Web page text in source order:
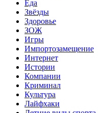
Еда
Звёзды
Здоровье
ЗОЖ
Игры
Импортозамещение
Интернет
Истории
Компании
Криминал
Культура
Лайфхаки